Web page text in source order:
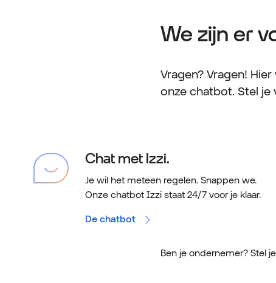
We zijn er
Vragen? Vragen!
onze chatbot. Stel je
Chat met Izzi.
Je wil het meteen regelen. Snappen we.
Onze chatbot Izzi staat 24/7 voor je klaar.
De chatbot
Ben je ondernemer? Stel